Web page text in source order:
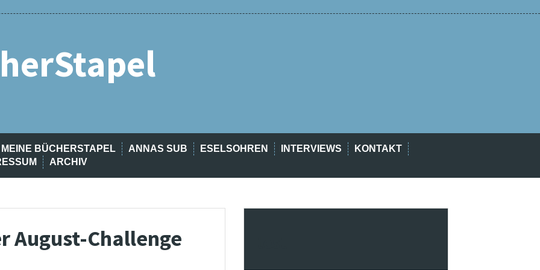
MEINE BÜCHERSTAPEL ANNAS SUB ESELSOHREN INTERVIEWS
KONTAKT
ARCHIV
August-Challenge